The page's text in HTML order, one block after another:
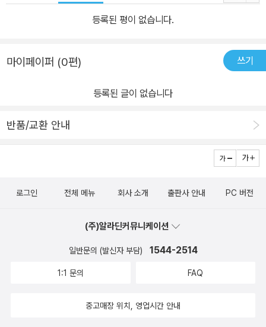
등록된 평이 없습니다.
마이페이퍼 (0편) 쓰기
등록된 글이 없습니다
반품/교환 안내
로그인 전체 메뉴 회사 소개 출판사 안내 PC 버전
(주)알라딘커뮤니케이션
일반문의 (발신자 부담) 1544-2514
1:1 문의 FAQ
중고매장 위치, 영업시간 안내